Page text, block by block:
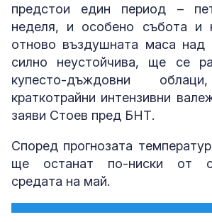
предстои един период –
неделя, и особено събота и
отново въздушната маса над
силно неустойчива, ще се
купесто-дъждовни
краткотрайни интензивни
заяви Стоев пред БНТ.
Според прогнозата
ще останат по-ниски от
средата на май.